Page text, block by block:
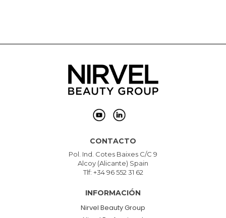
CONTACTO
Pol. Ind. Cotes Baixes C/C 9
Alcoy (Alicante) Spain
Tlf: +34 96 552 31 62
INFORMACIÓN
Nirvel Beauty Group